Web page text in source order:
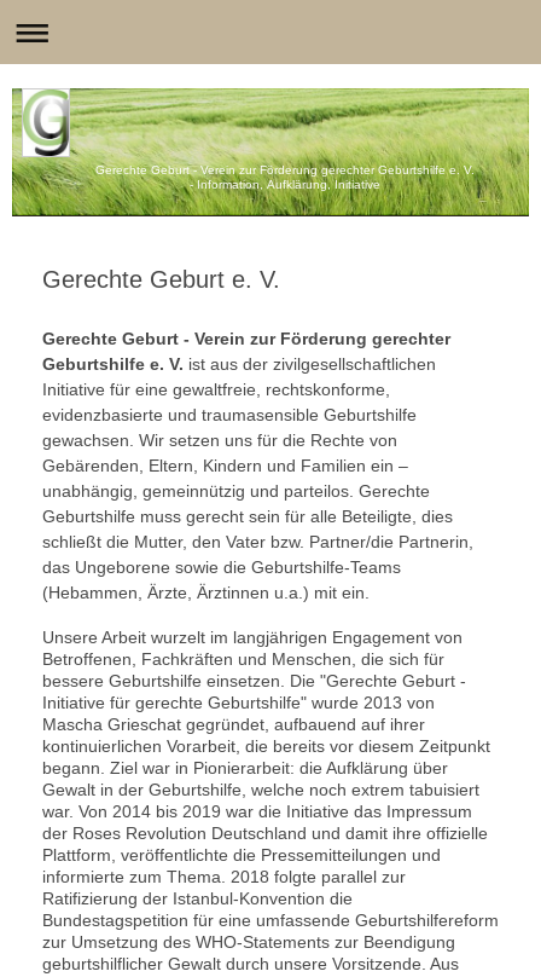
Gerechte Geburt - Verein zur Förderung gerechter Geburtshilfe e. V.
- Information, Aufklärung, Initiative
Gerechte Geburt e. V.
Gerechte Geburt - Verein zur Förderung gerechter
Geburtshilfe e. V. ist aus der zivilgesellschaftlichen
Initiative für eine gewaltfreie, rechtskonforme,
evidenzbasierte und traumasensible Geburtshilfe
gewachsen. Wir setzen uns für die Rechte von
Gebärenden, Eltern, Kindern und Familien ein –
unabhängig, gemeinnützig und parteilos. Gerechte
Geburtshilfe muss gerecht sein für alle Beteiligte, dies
schließt die Mutter, den Vater bzw. Partner/die Partnerin,
das Ungeborene sowie die Geburtshilfe-Teams
(Hebammen, Ärzte, Ärztinnen u.a.) mit ein.
Unsere Arbeit wurzelt im langjährigen Engagement von
Betroffenen, Fachkräften und Menschen, die sich für
bessere Geburtshilfe einsetzen. Die "Gerechte Geburt -
Initiative für gerechte Geburtshilfe" wurde 2013 von
Mascha Grieschat gegründet, aufbauend auf ihrer
kontinuierlichen Vorarbeit, die bereits vor diesem Zeitpunkt
begann. Ziel war in Pionierarbeit: die Aufklärung über
Gewalt in der Geburtshilfe, welche noch extrem tabuisiert
war. Von 2014 bis 2019 war die Initiative das Impressum
der Roses Revolution Deutschland und damit ihre offizielle
Plattform, veröffentlichte die Pressemitteilungen und
informierte zum Thema. 2018 folgte parallel zur
Ratifizierung der Istanbul-Konvention die
Bundestagspetition für eine umfassende Geburtshilfereform
zur Umsetzung des WHO-Statements zur Beendigung
geburtshilflicher Gewalt durch unsere Vorsitzende. Aus